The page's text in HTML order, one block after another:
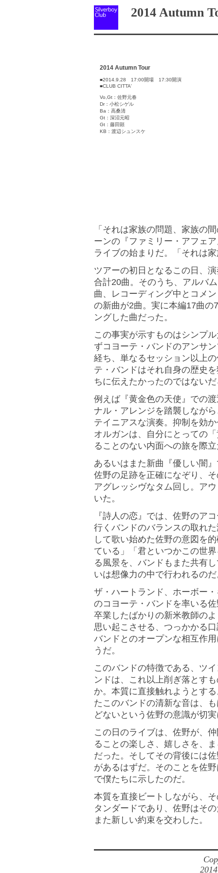
2014 Autumn
2014 Autumn Tour
■2014.9.28 17:00開場 17:30開演
■CLUB CITTA'
Vo,Gt：佐野元春
Dr：小松シゲル
Ba：高桑清
Gt：深沼元昭
Gt：藤田顕
KB：渡辺シュンスケ
「それは家族の問題、家族の
ーンの『ファミリー・アフェ
ライブの始まりだ。「それは
ツアーの初日となるこの日、
合計20曲。そのうち、アルバ
曲、レコーディング中とコメ
の新曲が2曲。実に本編17曲
ングした曲だった。
この事実が示すものはシンプ
ずコヨーテ・バンドのアンサ
経ち、単なるセッション以上
テ・バンドはそれ自身の歴史
ちに伝えたかったのではない
例えば『黄金色の天使』での
ナル・アレンジを踏襲しなが
テイニアスな演奏。抑制を効
オルガンは、自分にとっての
ることのない内面への旅を際
あるいはまた新曲『優しい闇
佐野の足跡を正確になぞり、
アグレッシヴなタム回し。ア
いた。
『詩人の恋』では、佐野のア
行くバンドのバランスの取れ
して歌い始めた佐野の意図を
ている」「君といつかこの世
る風景を、バンドもまた共有
いは想像力の中で行われるの
ザ・ハートランド、ホーボー
のコヨーテ・バンドを率いる
卒業したばかりの新米教師の
思い起こさせる、つっかかる
バンドとのオープンな相互作
うだ。
このバンドの特徴である、ツ
ンドは、これ以上削ぎ落とす
か。本質に直接触れようとす
たこのバンドの清新な音は、
どないという佐野の意識が切
この日のライブは、佐野が、
ることの楽しさ、嬉しさを、
だった。そしてその背後には
があるはずだ。そのことを佐
で僕たちに示したのだ。
本質を直接ビートしながら、
タンダードであり、佐野はそ
また新しい約束を交わした。